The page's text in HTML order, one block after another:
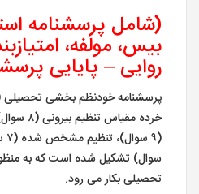
(شامل پرسشنامه
بیس، مولفه،
روایی – پایایی
خرده
سوال) تشکیل شده است که به
تحصیلی بکار می رود.